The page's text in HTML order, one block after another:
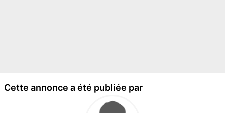
Cette annonce a été publiée par